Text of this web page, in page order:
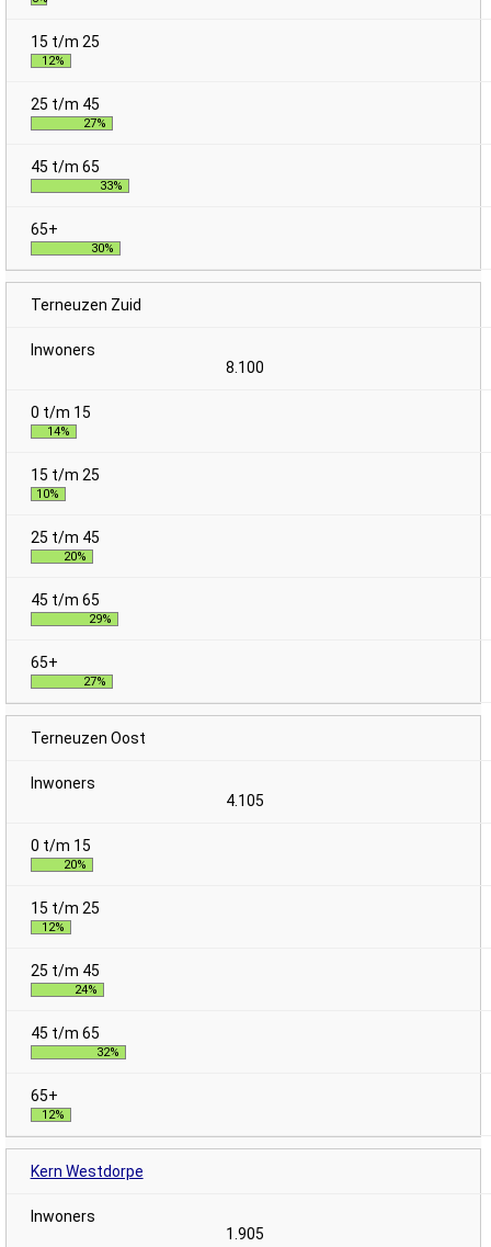
12%
27%
33%
30%
Terneuzen Zuid
8.100
14%
10%
20%
29%
27%
Terneuzen Oost
4.105
20%
12%
24%
32%
12%
Kern Westdorpe
1.905